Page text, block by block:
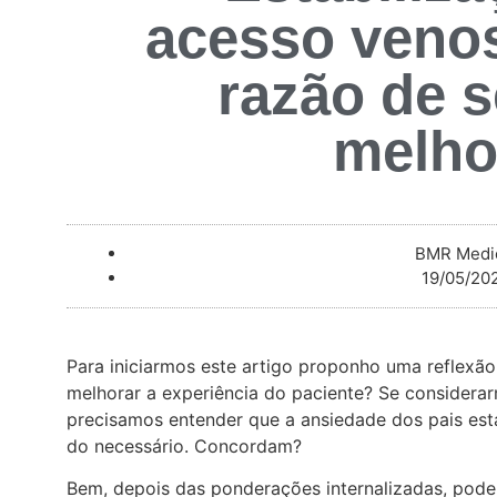
acesso
razão de
BMR
19/05/
Para iniciarmos este artigo proponho uma
melhorar a experiência do paciente? Se
precisamos entender que a ansiedade dos pais
do necessário. Concordam?
Bem, depois das ponderações internalizadas,